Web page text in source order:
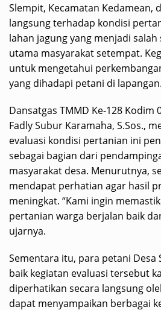
Slempit, Kecamatan Kedamean,
langsung terhadap kondisi
lahan jagung yang menjadi
utama masyarakat setempat.
untuk mengetahui
yang dihadapi petani di lapangan.
Dansatgas TMMD Ke-128 Kodim
Fadly Subur Karamaha, S.Sos.,
evaluasi kondisi pertanian ini
sebagai bagian dari
masyarakat desa. Menurutnya,
mendapat perhatian agar hasil
meningkat. “Kami ingin
pertanian warga berjalan baik
ujarnya.
Sementara itu, para petani
baik kegiatan evaluasi tersebut
diperhatikan secara langsung
dapat menyampaikan berbagai